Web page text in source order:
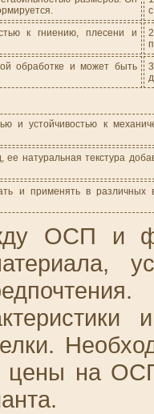
к гниению, плесени и
обработке и может быть
и устойчивостью к
натуральная текстура
и применять в различных
ОСП и
цены на